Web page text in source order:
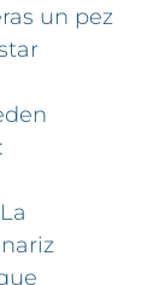
un pez
La